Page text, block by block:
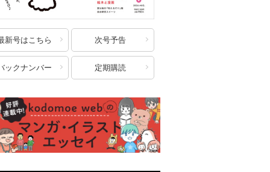
新号はこちら 次号予告
ックナンバー 定期購読